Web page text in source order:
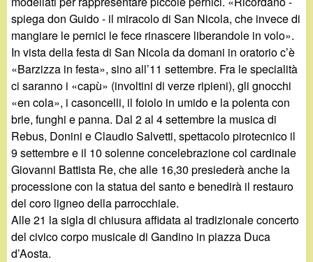
t
spiega don Guido - il miracolo di San Nicola, che invece di
mangiare le pernici le fece rinascere liberandole in volo».
In vista della festa di San Nicola da domani in oratorio c’è
«Barzizza in festa», sino all’11 settembre. Fra le specialità
ci saranno i «capù» (involtini di verze ripieni), gli gnocchi
«en cola», i casoncelli, il foiolo in umido e la polenta con
brie, funghi e panna. Dal 2 al 4 settembre la musica di
Rebus, Donini e Claudio Salvetti, spettacolo pirotecnico il
9 settembre e il 10 solenne concelebrazione col cardinale
Giovanni Battista Re, che alle 16,30 presiederà anche la
processione con la statua del santo e benedirà il restauro
del coro ligneo della parrocchiale.
Alle 21 la sigla di chiusura affidata al tradizionale concerto
del civico corpo musicale di Gandino in piazza Duca
d’Aosta.